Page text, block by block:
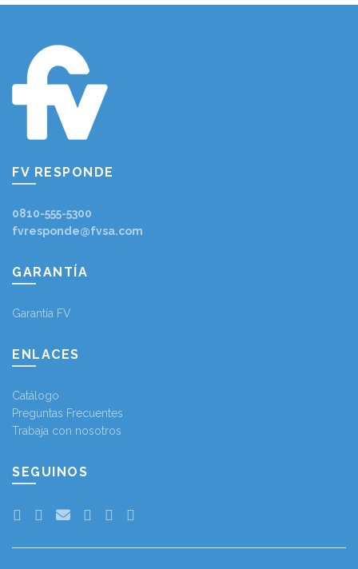
FV RESPONDE
0810-555-5300
fvresponde@fvsa.com
GARANTÍA
Garantía FV
ENLACES
Catálogo
Preguntas Frecuentes
Trabaja con nosotros
SEGUINOS